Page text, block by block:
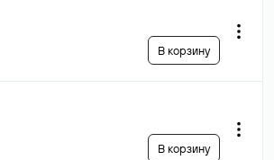
В корзину
В корзину